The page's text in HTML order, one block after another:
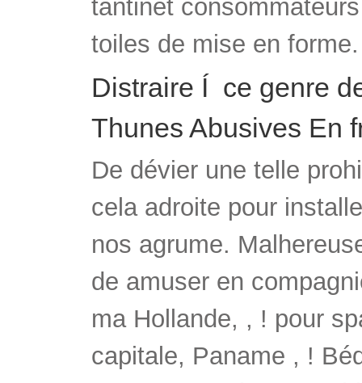
tantinet
toiles de mise en forme.
Distraire Í ce genre
Thunes Abusives En
De dévier une telle
cela adroite pour
nos agrume.
de amuser en
ma Hollande, , ! pour
capitale, Paname , !